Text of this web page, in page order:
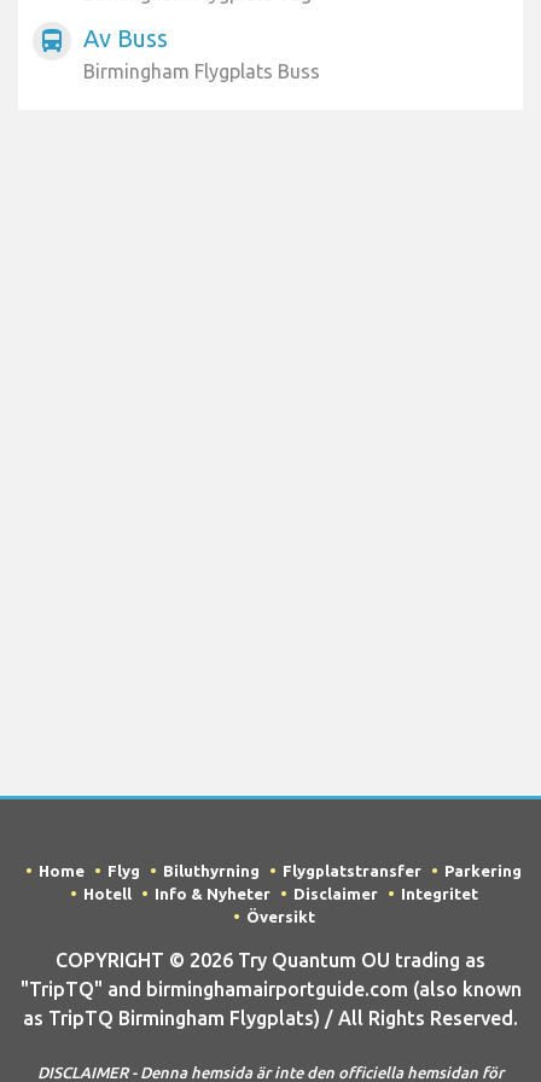
directions_bus Av Buss
Birmingham Flygplats Buss
Home Flyg Biluthyrning Flygplatstransfer
Parkering
Hotell
Info & Nyheter Disclaimer
Integritet
Översikt
COPYRIGHT © 2026 Try Quantum OU trading as
"TripTQ" and birminghamairportguide.com (also known
as TripTQ Birmingham Flygplats) / All Rights Reserved.
DISCLAIMER - Denna hemsida är inte den officiella hemsidan för